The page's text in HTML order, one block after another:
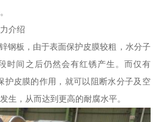
介绍
钢板，由于表面保护皮膜较粗，水分子
时间之后仍然会有红锈产生。而仅有
护皮膜的作用，就可以阻断水分子及空
生，从而达到更高的耐腐水平。